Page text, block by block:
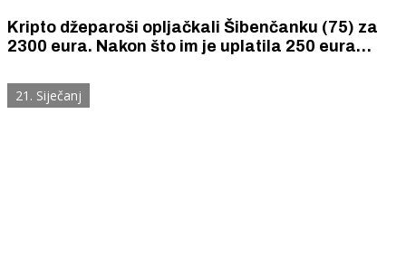
Kripto džeparoši opljačkali Šibenčanku (75) za
2300 eura. Nakon što im je uplatila 250 eura
21. Siječanj